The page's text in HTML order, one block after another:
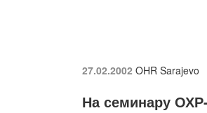
27.02.2002 OHR Sarajevo
На семинару